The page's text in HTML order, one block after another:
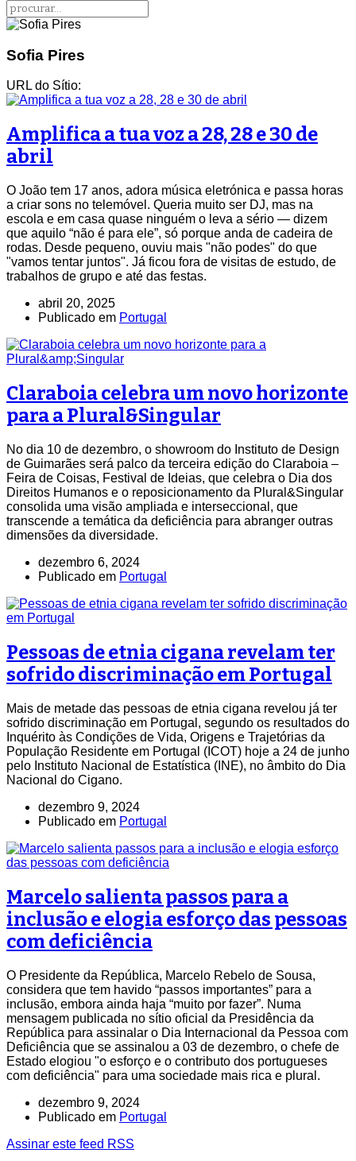
Sofia Pires
URL do Sítio:
Amplifica a tua voz a 28, 28 e 30 de
abril
O João tem 17 anos, adora música eletrónica e passa horas
a criar sons no telemóvel. Queria muito ser DJ, mas na
escola e em casa quase ninguém o leva a sério — dizem
que aquilo “não é para ele”, só porque anda de cadeira de
rodas. Desde pequeno, ouviu mais "não podes" do que
"vamos tentar juntos". Já ficou fora de visitas de estudo, de
trabalhos de grupo e até das festas.
abril 20, 2025
Publicado em Portugal
Claraboia celebra um novo horizonte
para a Plural&Singular
No dia 10 de dezembro, o showroom do Instituto de Design
de Guimarães será palco da terceira edição do Claraboia –
Feira de Coisas, Festival de Ideias, que celebra o Dia dos
Direitos Humanos e o reposicionamento da Plural&Singular
consolida uma visão ampliada e interseccional, que
transcende a temática da deficiência para abranger outras
dimensões da diversidade.
dezembro 6, 2024
Publicado em Portugal
Pessoas de etnia cigana revelam ter
sofrido discriminação em Portugal
Mais de metade das pessoas de etnia cigana revelou já ter
sofrido discriminação em Portugal, segundo os resultados do
Inquérito às Condições de Vida, Origens e Trajetórias da
População Residente em Portugal (ICOT) hoje a 24 de junho
pelo Instituto Nacional de Estatística (INE), no âmbito do Dia
Nacional do Cigano.
dezembro 9, 2024
Publicado em Portugal
Marcelo salienta passos para a
inclusão e elogia esforço das pessoas
com deficiência
O Presidente da República, Marcelo Rebelo de Sousa,
considera que tem havido “passos importantes” para a
inclusão, embora ainda haja “muito por fazer”. Numa
mensagem publicada no sítio oficial da Presidência da
República para assinalar o Dia Internacional da Pessoa com
Deficiência que se assinalou a 03 de dezembro, o chefe de
Estado elogiou "o esforço e o contributo dos portugueses
com deficiência" para uma sociedade mais rica e plural.
dezembro 9, 2024
Publicado em Portugal
Assinar este feed RSS